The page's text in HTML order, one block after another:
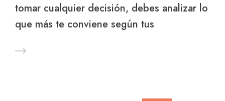
tomar cualquier decisión, debes analizar lo
que más te conviene según tus